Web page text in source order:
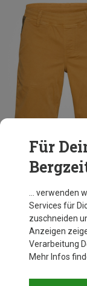
Du sparst 44%
Für
… verwenden
Services für
zuschneiden
Anzeigen
Verarbeitung
Mehr Infos